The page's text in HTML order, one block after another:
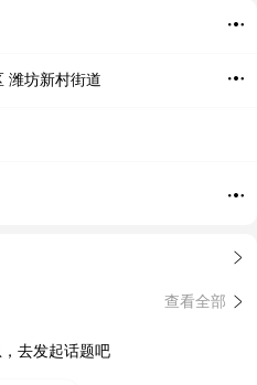
潍坊新村街道
查看全部
去发起话题吧